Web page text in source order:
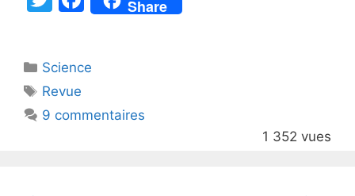
er
a
e
o
Share
Catégories
Science
Étiquettes
Revue
9 commentaires
1 352 vues